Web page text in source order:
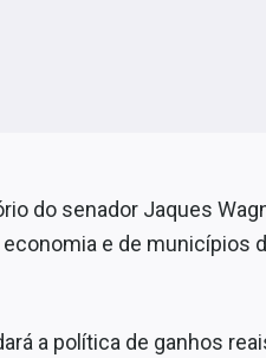
do senador Jaques
e de municípios
a política de ganhos